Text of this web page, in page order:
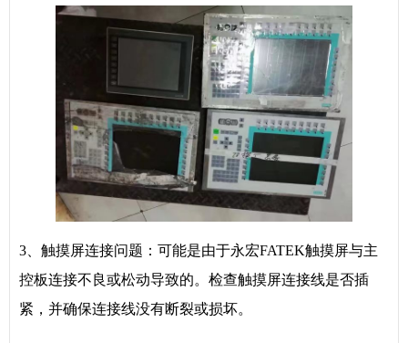
3、触摸屏连接问题：可能是由于永宏FATEK触摸屏与主
控板连接不良或松动导致的。检查触摸屏连接线是否插
紧，并确保连接线没有断裂或损坏。